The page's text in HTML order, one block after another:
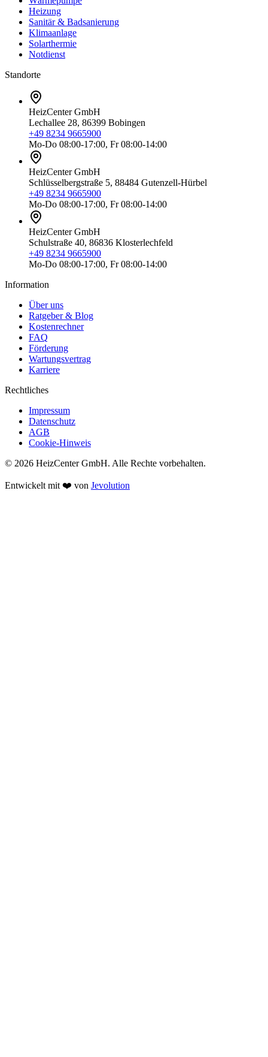
Heizung
Sanitär & Badsanierung
Klimaanlage
Solarthermie
Notdienst
Standorte
HeizCenter GmbH
Lechallee 28, 86399 Bobingen
+49 8234 9665900
Mo-Do 08:00-17:00, Fr 08:00-14:00
HeizCenter GmbH
Schlüsselbergstraße 5, 88484 Gutenzell-Hürbel
+49 8234 9665900
Mo-Do 08:00-17:00, Fr 08:00-14:00
HeizCenter GmbH
Schulstraße 40, 86836 Klosterlechfeld
+49 8234 9665900
Mo-Do 08:00-17:00, Fr 08:00-14:00
Information
Über uns
Ratgeber & Blog
Kostenrechner
FAQ
Förderung
Wartungsvertrag
Karriere
Rechtliches
Impressum
Datenschutz
AGB
Cookie-Hinweis
© 2026 HeizCenter GmbH. Alle Rechte vorbehalten.
Entwickelt mit ❤️ von Jevolution